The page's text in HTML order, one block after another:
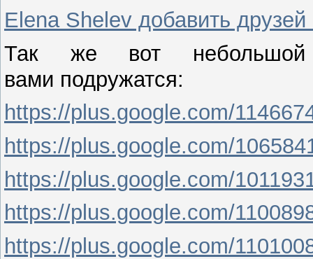
Elena Shelev добавить друзей
Так же вот
вами подружатся:
https://plus.google.com/
https://plus.google.com/
https://plus.google.com/
https://plus.google.com/
https://plus.google.com/